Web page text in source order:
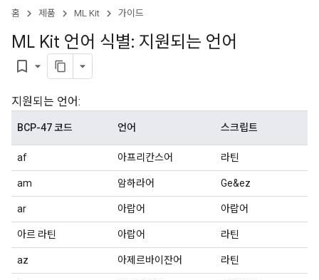
홈 제품 ML Kit 가이드
ML Kit 언어 식별: 지원되는 언어
bookmark_border
지원되는 언어:
BCP-47 코드 언어 스크립트
af 아프리칸스어 라틴
am 암하라어 Ge&ez
ar 아랍어 아랍어
아르 라틴 아랍어 라틴
az 아제르바이잔어 라틴